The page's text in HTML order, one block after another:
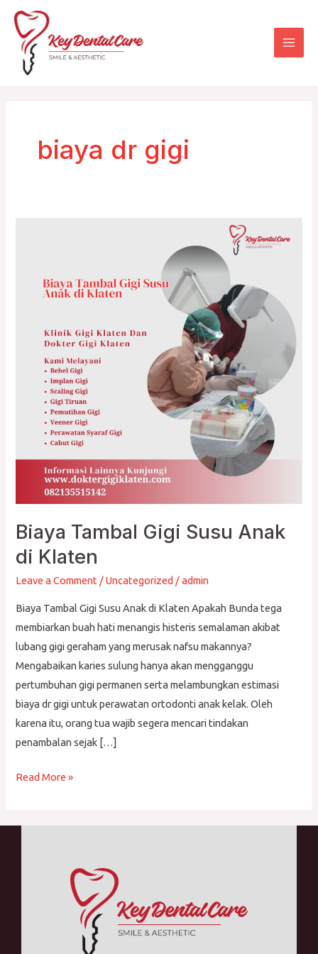
Skip
content
biaya dr gigi
Biaya Tambal Gigi Susu Anak
di Klaten
Leave a Comment /Uncategorized /admin
Biaya Tambal Gigi Susu Anak di Klaten Apakah Bunda tega
membiarkan buah hati menangis histeris semalaman akibat
lubang gigi geraham yang merusak nafsu makannya?
Mengabaikan karies sulung hanya akan mengganggu
pertumbuhan gigi permanen serta melambungkan estimasi
biaya dr gigi untuk perawatan ortodonti anak kelak. Oleh
karena itu, orang tua wajib segera mencari tindakan
penambalan sejak […]
Klaten
Read More »